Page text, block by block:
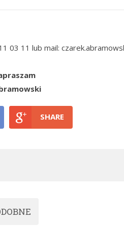
03 11 lub mail:
SHARE